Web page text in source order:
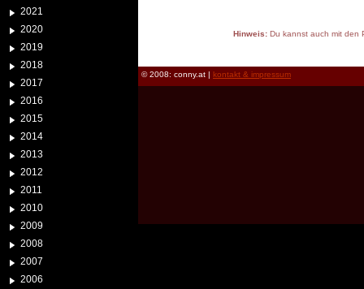
2021
2020
2019
2018
2017
2016
2015
2014
2013
2012
2011
2010
2009
2008
2007
2006
Hinweis:Du kannst auch mit den
© 2008: conny.at | kontakt & impressum